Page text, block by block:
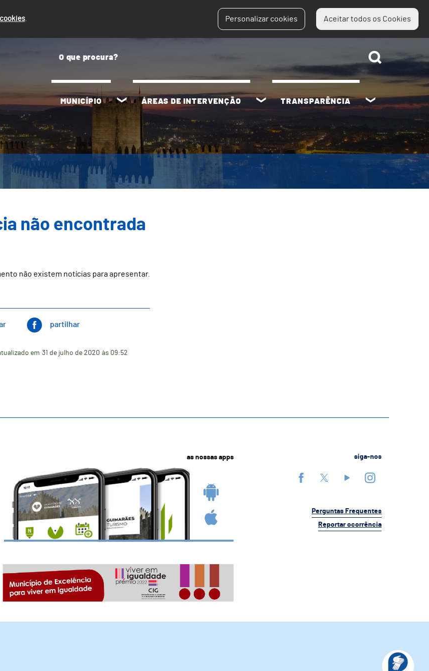
. Personalizar cookies Aceitar todos os Cookies
MUNICÍPIO ÁREAS DE INTERVENÇÃO TRANSPARÊNCIA
não encontrada
não existem notícias para apresentar.
partilhar
em 31 de julho de 2020 às 09:52
as nossas apps siga-nos
Perguntas Frequentes
Reportar ocorrência